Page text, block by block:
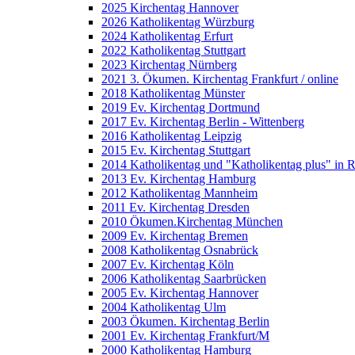
2025 Kirchentag Hannover
2026 Katholikentag Würzburg
2024 Katholikentag Erfurt
2022 Katholikentag Stuttgart
2023 Kirchentag Nürnberg
2021 3. Ökumen. Kirchentag Frankfurt / online
2018 Katholikentag Münster
2019 Ev. Kirchentag Dortmund
2017 Ev. Kirchentag Berlin - Wittenberg
2016 Katholikentag Leipzig
2015 Ev. Kirchentag Stuttgart
2014 Katholikentag und "Katholikentag plus" in
2013 Ev. Kirchentag Hamburg
2012 Katholikentag Mannheim
2011 Ev. Kirchentag Dresden
2010 Ökumen.Kirchentag München
2009 Ev. Kirchentag Bremen
2008 Katholikentag Osnabrück
2007 Ev. Kirchentag Köln
2006 Katholikentag Saarbrücken
2005 Ev. Kirchentag Hannover
2004 Katholikentag Ulm
2003 Ökumen. Kirchentag Berlin
2001 Ev. Kirchentag Frankfurt/M
2000 Katholikentag Hamburg